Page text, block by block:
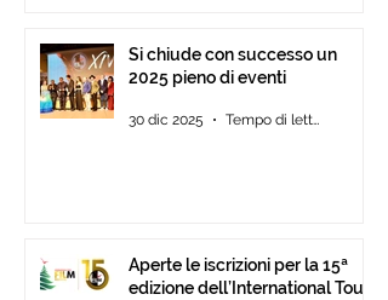
Si chiude con successo un
2025 pieno di eventi
30 dic 2025 Tempo di lettura: 2 min
Aperte le iscrizioni per la 15ª
edizione dell’International Tour